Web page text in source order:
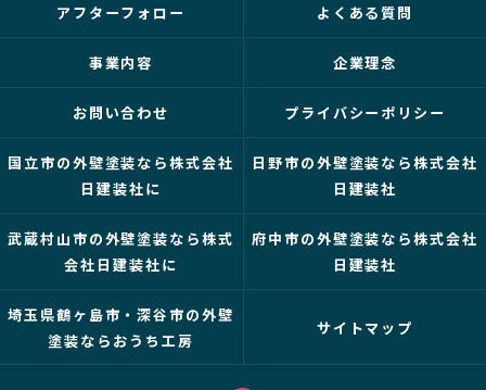
アフターフォロー よくある質問
事業内容 企業理念
お問い合わせ プライバシーポリシー
国立市の外壁塗装なら株式会社
日建装社に
日野市の外壁塗装なら株式会社
日建装社
武蔵村山市の外壁塗装なら株式
会社日建装社に
府中市の外壁塗装なら株式会社
日建装社
埼玉県鶴ヶ島市・深谷市の外壁
塗装ならおうち工房
サイトマップ